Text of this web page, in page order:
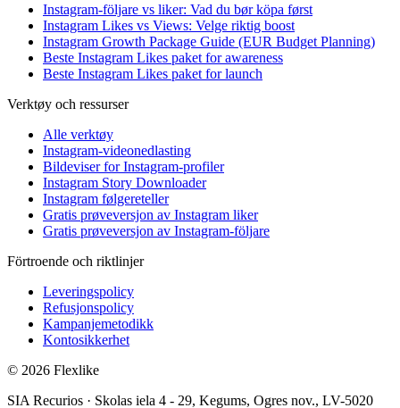
Instagram-följare vs liker: Vad du bør köpa først
Instagram Likes vs Views: Velge riktig boost
Instagram Growth Package Guide (EUR Budget Planning)
Beste Instagram Likes paket for awareness
Beste Instagram Likes paket for launch
Verktøy och ressurser
Alle verktøy
Instagram-videonedlasting
Bildeviser for Instagram-profiler
Instagram Story Downloader
Instagram følgereteller
Gratis prøveversjon av Instagram liker
Gratis prøveversjon av Instagram-följare
Förtroende och riktlinjer
Leveringspolicy
Refusjonspolicy
Kampanjemetodikk
Kontosikkerhet
© 2026 Flexlike
SIA Recurios · Skolas iela 4 - 29, Kegums, Ogres nov., LV-5020